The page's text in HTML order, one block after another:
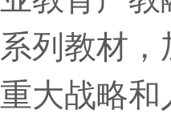
系列教材
重大战略